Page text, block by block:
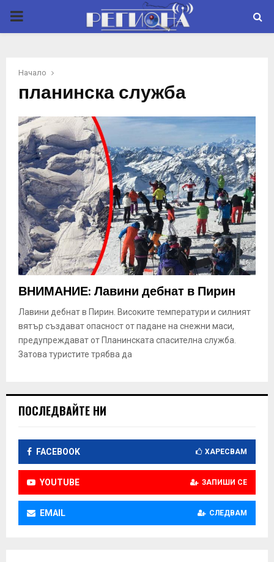
P
M
A
R
Y
M
N
U
Начало
планинска служба
ВНИМАНИЕ: Лавини дебнат в Пирин
Лавини дебнат в Пирин. Високите температури и силният
вятър създават опасност от падане на снежни маси,
предупреждават от Планинската спасителна служба.
Затова туристите трябва да
ПОСЛЕДВАЙТЕ НИ
FACEBOOK ХАРЕСВАМ
YOUTUBE ЗАПИШИ СЕ
EMAIL СЛЕДВАМ